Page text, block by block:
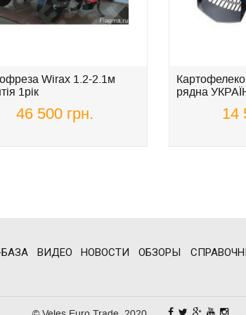
Wirax 1.2-2.1м
1рік
46 500 грн.
рядна
14
ВИДЕО НОВОСТИ ОБЗОРЫ